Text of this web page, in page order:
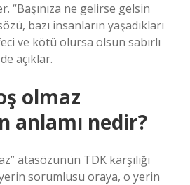
“Başınıza ne gelirse gelsin
bazı insanların yaşadıkları
ve kötü olursa olsun sabırlı
açıklar.
olmaz
anlamı nedir?
atasözünün TDK karşılığı
sorumlusu oraya, o yerin